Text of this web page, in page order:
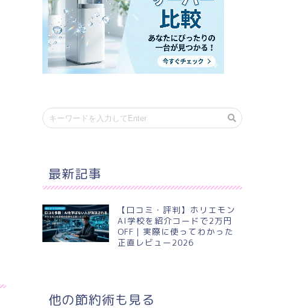
最新記事
【口コミ・評判】ホリエモン
AI学校を紹介コードで2万円
OFF｜実際に使ってわかった
正直レビュー2026
他の節約術も見る